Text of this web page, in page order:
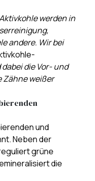
werden in
andere. Wir bei
die Vor- und
Zähne weißer
und
. Neben der
grüne
die